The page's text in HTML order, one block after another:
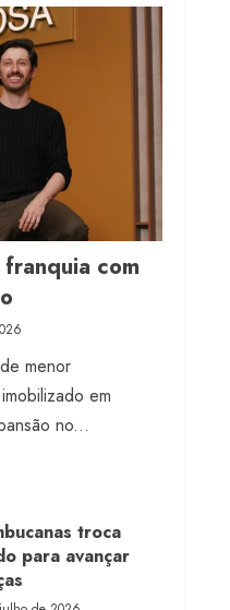
de receita em
de 2026
testa passaporte
moda nacional
de 2026
com
menor
em
no...
troca
para avançar